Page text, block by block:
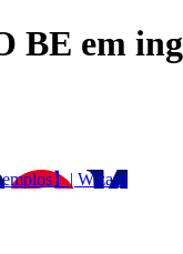
BE em
】| Wizard